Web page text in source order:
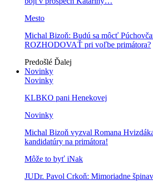
Mesto
Michal Bizoň: Budú sa môcť
ROZHODOVAŤ pri voľbe primátora?
Predošlé Ďalej
Novinky
Novinky
KLBKO pani Henekovej
Novinky
Michal Bizoň vyzval Romana
kandidatúry na primátora!
Môže to byť iNak
JUDr. Pavol Crkoň: Mimoriadne